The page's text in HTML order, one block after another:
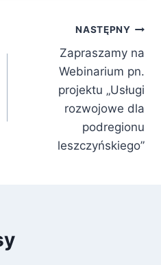
NASTĘPNY
Zapraszamy na
Webinarium pn.
projektu „Usługi
rozwojowe dla
podregionu
leszczyńskiego”